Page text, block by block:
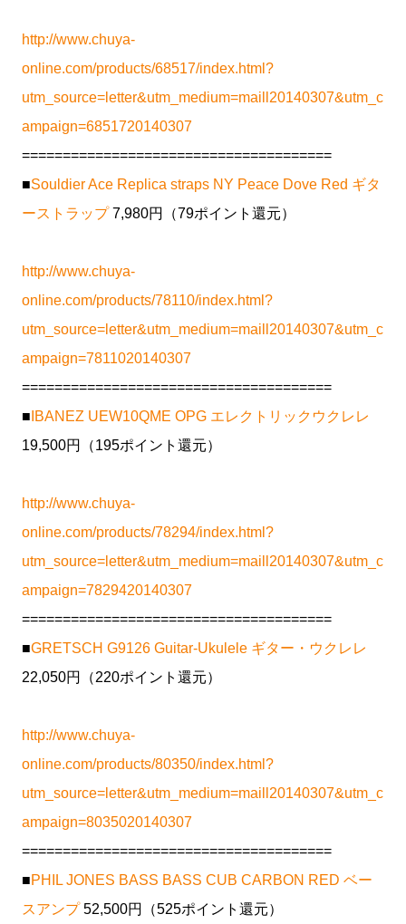
http://www.chuya-
online.com/products/68517/index.html?
utm_source=letter&utm_medium=maill20140307&utm_c
ampaign=6851720140307
======================================
■Souldier Ace Replica straps NY Peace Dove Red ギタ
ーストラップ7,980円（79ポイント還元）
http://www.chuya-
online.com/products/78110/index.html?
utm_source=letter&utm_medium=maill20140307&utm_c
ampaign=7811020140307
======================================
■ IBANEZ UEW10QME OPG エレクトリックウクレレ
19,500円（195ポイント還元）
http://www.chuya-
online.com/products/78294/index.html?
utm_source=letter&utm_medium=maill20140307&utm_c
ampaign=7829420140307
======================================
■GRETSCH G9126 Guitar-Ukulele ギター・ウクレレ
22,050円（220ポイント還元）
http://www.chuya-
online.com/products/80350/index.html?
utm_source=letter&utm_medium=maill20140307&utm_c
ampaign=8035020140307
======================================
■PHIL JONES BASS BASS CUB CARBON RED ベー
スアンプ52,500円（525ポイント還元）